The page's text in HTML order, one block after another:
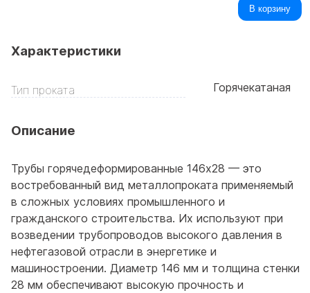
В корзину
Характеристики
Тип проката Горячекатаная
Описание
Трубы горячедеформированные 146x28 — это
востребованный вид металлопроката применяемый
в сложных условиях промышленного и
гражданского строительства. Их используют при
возведении трубопроводов высокого давления в
нефтегазовой отрасли в энергетике и
машиностроении. Диаметр 146 мм и толщина стенки
28 мм обеспечивают высокую прочность и